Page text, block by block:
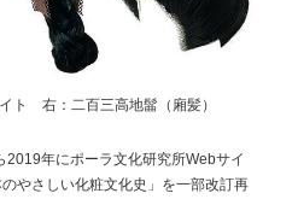
ト 右：二百三高地髷（廂髪）
年にポーラ文化研究所Webサイ
やさしい化粧文化史」を一部改訂再